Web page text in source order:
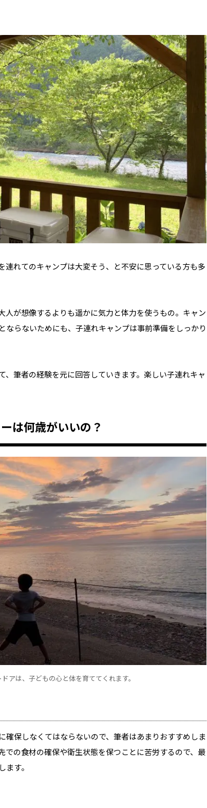
れてのキャンプは大変そう、と不安に思っている方も多
が想像するよりも遥かに気力と体力を使うもの。キャン
らないためにも、子連れキャンプは事前準備をしっかり
筆者の経験を元に回答していきます。楽しい子連れキャ
は何歳がいいの？
アは、子どもの心と体を育ててくれます。
確保しなくてはならないので、筆者はあまりおすすめしま
の食材の確保や衛生状態を保つことに苦労するので、最
す。